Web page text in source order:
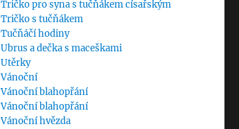
Tričko pro syna s tučňákem císařským
Tričko s tučňákem
Tučňáčí hodiny
Ubrus a dečka s maceškami
Utěrky
Vánoční
Vánoční blahopřání
Vánoční blahopřání
Vánoční hvězda